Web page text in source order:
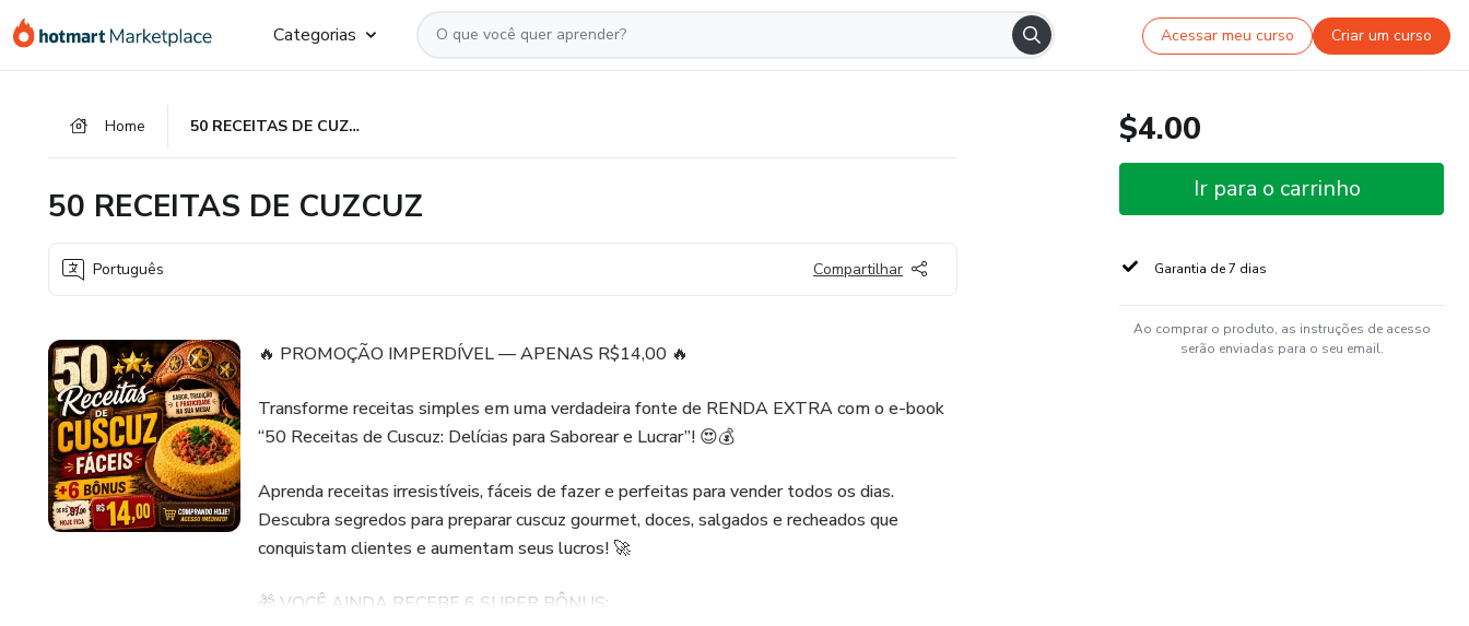
para
para
para
Categorias Acessar meu curso Criar um curso
Home 50 RECEITAS DE CUZCUZ
50 RECEITAS DE CUZCUZ
Português Compartilhar
🔥 PROMOÇÃO IMPERDÍVEL — APENAS R$14,00 🔥
Transforme receitas simples em uma verdadeira fonte de RENDA EXTRA com o e-book
“50 Receitas de Cuscuz: Delícias para Saborear e Lucrar”! 😍💰
Aprenda receitas irresistíveis, fáceis de fazer e perfeitas para vender todos os dias.
Descubra segredos para preparar cuscuz gourmet, doces, salgados e recheados que
conquistam clientes e aumentam seus lucros! 🚀
🎁 VOCÊ AINDA RECEBE 6 SUPER BÔNUS:
$4.00
Ir para o carrinho
Garantia de 7 dias
Ao comprar o produto, as instruções de acesso
serão enviadas para o seu email.